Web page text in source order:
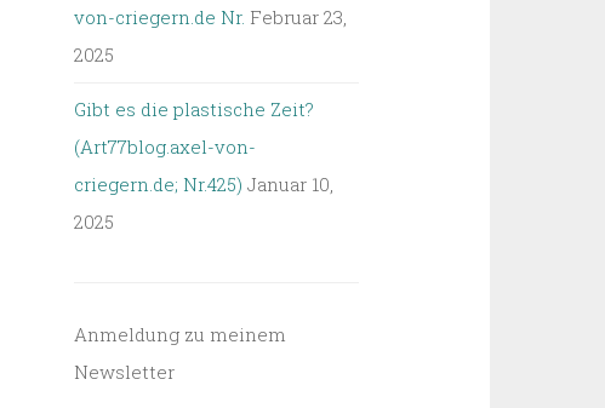
von-criegern.de Nr. Februar 23,
2025
Gibt es die plastische Zeit?
(Art77blog.axel-von-
criegern.de; Nr.425) Januar 10,
2025
Anmeldung zu meinem
Newsletter